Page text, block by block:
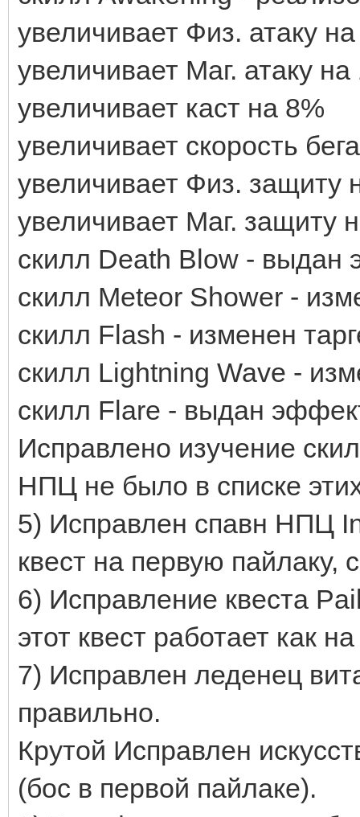
увеличивает Физ. атаку
увеличивает Маг. атаку на
увеличивает каст на 8%
увеличивает скорость
увеличивает Физ. защиту
увеличивает Маг. защиту
скилл Death Blow - выдан
скилл Meteor Shower -
скилл Flash - изменен
скилл Lightning Wave -
скилл Flare - выдан
Исправлено изучение
НПЦ не было в списке
5) Исправлен спавн НПЦ
квест на первую пайлаку,
6) Исправление квеста
этот квест работает как
7) Исправлен леденец
правильно.
Крутой Исправлен
(бос в первой пайлаке).